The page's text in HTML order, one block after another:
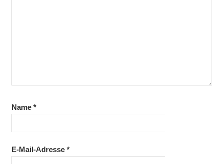
Name *
E-Mail-Adresse *